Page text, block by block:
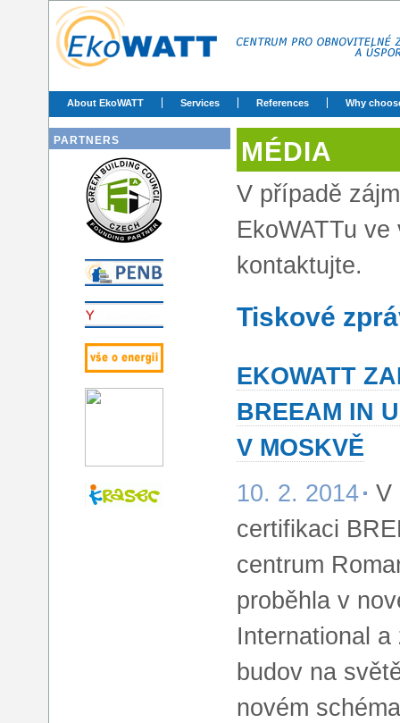
About EkoWATT Services References Why
PARTNERS MÉDIA
V případě
EkoWATTu
kontaktujte.
Tiskové
EKOWATT
BREEAM IN
V MOSKVĚ
10. 2. 2014
V
certifikaci
centrum
proběhla v
International
budov na
novém